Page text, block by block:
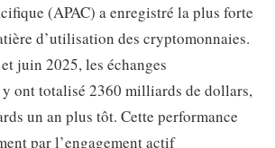
(APAC) a enregistré la plus forte
d’utilisation des cryptomonnaies.
juin 2025, les échanges
ont totalisé 2360 milliards de dollars,
un an plus tôt. Cette performance
par l’engagement actif